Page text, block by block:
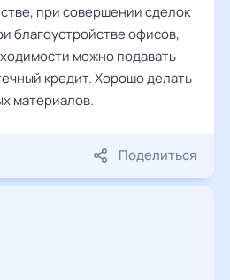
при совершении сделок
благоустройстве офисов,
можно подавать
кредит. Хорошо делать
материалов.
Поделиться